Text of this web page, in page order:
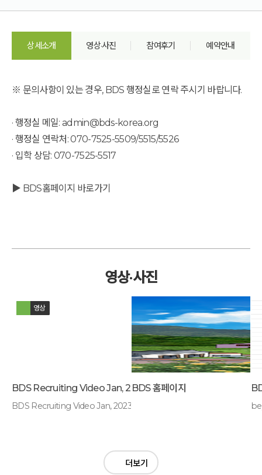
상세소개 영상·사진 참여후기 예약안내
※ 문의사항이 있는 경우, BDS 행정실로 연락 주시기 바랍니다.
· 행정실 메일: admin@bds-korea.org
· 행정실 연락처: 070-7525-5509/5515/5526
· 입학 상담: 070-7525-5517
▶ BDS홈페이지 바로가기
영상·사진
영상
BDS Recruiting Video Jan, 2023
BDS Recruiting Video Jan, 2023
BDS 홈페이지
더보기